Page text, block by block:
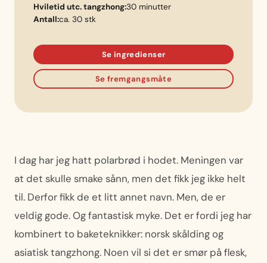
I dag har jeg hatt polarbrød i hodet. Meningen var
at det skulle smake sånn, men det fikk jeg ikke helt
til. Derfor fikk de et litt annet navn. Men, de er
veldig gode. Og fantastisk myke. Det er fordi jeg har
kombinert to baketeknikker: norsk skålding og
asiatisk tangzhong. Noen vil si det er smør på flesk,
Hviletid utc. tangzhong:30 minutter
Antall:ca. 30 stk
Se ingredienser
Se fremgangsmåte